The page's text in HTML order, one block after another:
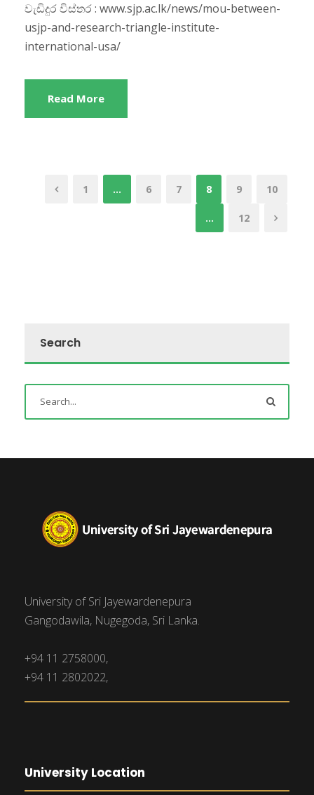
වැඩිදුර විස්තර : www.sjp.ac.lk/news/mou-between-
usjp-and-research-triangle-institute-
international-usa/
Read More
1 … 6 7 8 9 10
… 12
Search
University of Sri Jayewardenepura
Gangodawila, Nugegoda, Sri Lanka.
+94 11 2758000,
+94 11 2802022,
University Location